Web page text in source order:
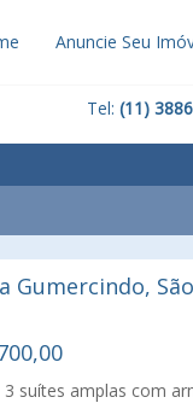
Anuncie Seu
Tel: (11)
Gumercindo,
suítes amplas com